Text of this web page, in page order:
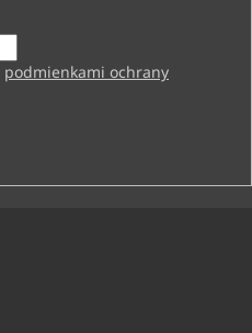
podmienkami ochrany